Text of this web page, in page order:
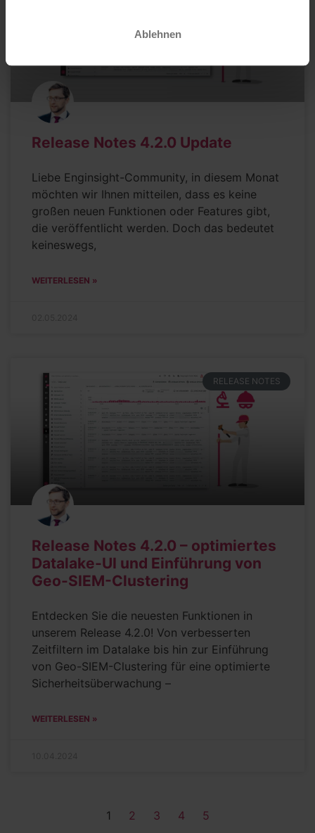
Ablehnen
Release Notes 4.2.0 Update
Liebe Enginsight-Community, in diesem Monat
möchten wir Ihnen mitteilen, dass es keine
großen neuen Funktionen oder Features gibt,
die veröffentlicht werden. Doch das bedeutet
keineswegs,
WEITERLESEN »
RELEASE NOTES
Release Notes 4.2.0 – optimiertes
Datalake-UI und Einführung von
Geo-SIEM-Clustering
Entdecken Sie die neuesten Funktionen in
unserem Release 4.2.0! Von verbesserten
Zeitfiltern im Datalake bis hin zur Einführung
von Geo-SIEM-Clustering für eine optimierte
Sicherheitsüberwachung –
WEITERLESEN »
1 2 3 4 5